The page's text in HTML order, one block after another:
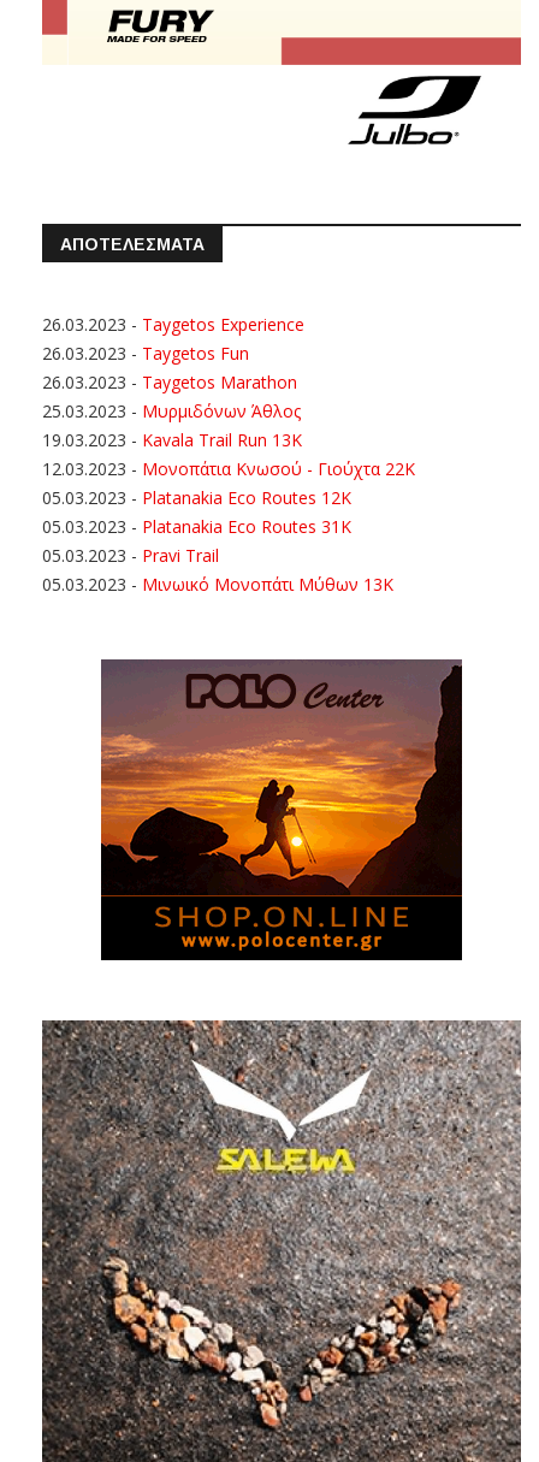
ΑΠΟΤΕΛΕΣΜΑΤΑ
26.03.2023 - Taygetos Experience
26.03.2023 - Taygetos Fun
26.03.2023 - Taygetos Marathon
25.03.2023 - Μυρμιδόνων Άθλος
19.03.2023 - Kavala Trail Run 13K
12.03.2023 - Μονοπάτια Κνωσού - Γιούχτα 22Κ
05.03.2023 - Platanakia Eco Routes 12K
05.03.2023 - Platanakia Eco Routes 31K
05.03.2023 - Pravi Trail
05.03.2023 - Μινωικό Μονοπάτι Μύθων 13Κ